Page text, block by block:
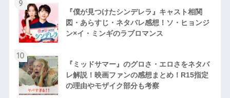
9
『僕が見つけたシンデレラ』キャスト相関
図・あらすじ・ネタバレ感想！ソ・ヒョンジ
ン×イ・ミンギのラブロマンス
10
『ミッドサマー』のグロさ・エロさをネタバ
レ解説！映画ファンの感想まとめ！R15指定
の理由やモザイク部分も考察